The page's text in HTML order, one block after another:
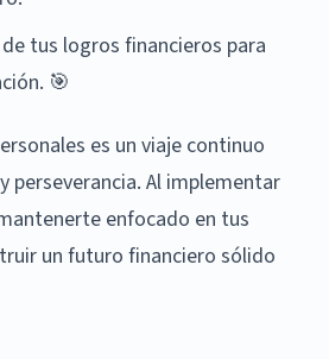
tus logros financieros para
🎯
es un viaje continuo
perseverancia. Al implementar
enfocado en tus
un futuro financiero sólido